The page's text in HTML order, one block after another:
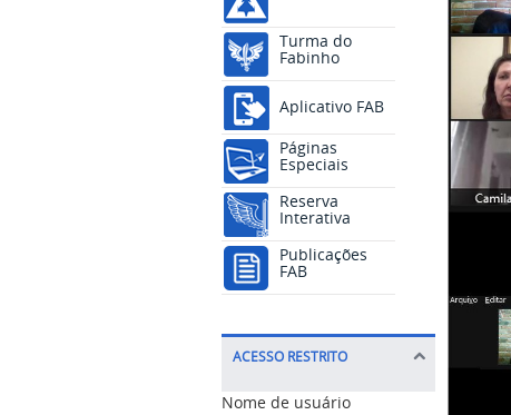
Turma do
Fabinho
Aplicativo FAB
Páginas
Especiais
Reserva
Interativa
Publicações
FAB
ACESSO RESTRITO
Nome de usuário